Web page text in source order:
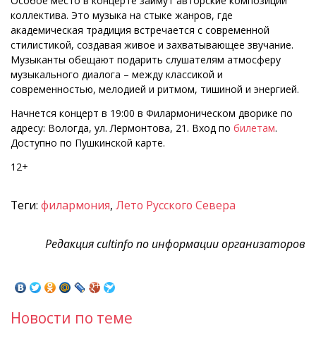
коллектива. Это музыка на стыке жанров, где
академическая традиция встречается с современной
стилистикой, создавая живое и захватывающее звучание.
Музыканты обещают подарить слушателям атмосферу
музыкального диалога – между классикой и
современностью, мелодией и ритмом, тишиной и энергией.
Начнется концерт в 19:00 в Филармоническом дворике по
адресу: Вологда, ул. Лермонтова, 21. Вход по билетам.
Доступно по Пушкинской карте.
12+
Теги: филармония, Лето Русского Севера
Редакция cultinfo по информации организаторов
Новости по теме